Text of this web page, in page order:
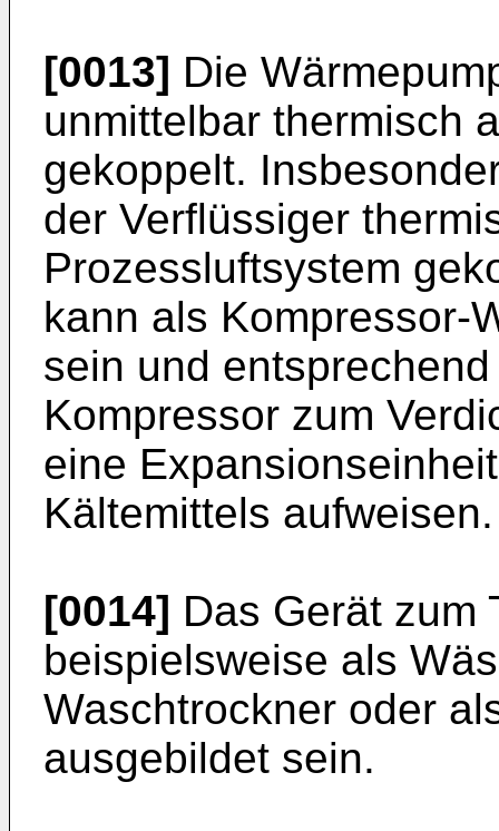
[0013] Die
unmittelbar thermisch
gekoppelt.
der Verflüssiger
Prozessluftsystem
kann als Kompressor-
sein und
Kompressor zum
eine
Kältemittels aufweisen.
[0014] Das Gerät zum
beispielsweise als
Waschtrockner oder
ausgebildet sein.